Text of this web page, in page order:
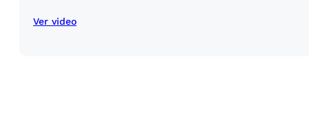
Ver video